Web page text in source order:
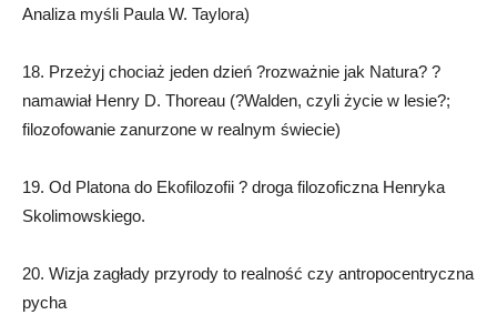
Analiza myśli Paula W. Taylora)
18. Przeżyj chociaż jeden dzień ?rozważnie jak Natura? ?
namawiał Henry D. Thoreau (?Walden, czyli życie w lesie?;
filozofowanie zanurzone w realnym świecie)
19. Od Platona do Ekofilozofii ? droga filozoficzna Henryka
Skolimowskiego.
20. Wizja zagłady przyrody to realność czy antropocentryczna
pycha